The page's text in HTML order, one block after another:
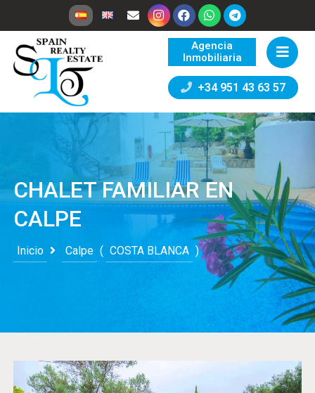
+34 951 43 63 57
Agencia
Inmobiliaria
CHALET FAMILIAR EN
CALPE
Inicio Calpe ( COSTA BLANCA )